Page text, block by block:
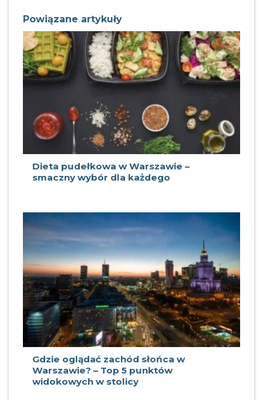
Powiązane artykuły
Dieta pudełkowa w Warszawie –
smaczny wybór dla każdego
Gdzie oglądać zachód słońca w
Warszawie? – Top 5 punktów
widokowych w stolicy